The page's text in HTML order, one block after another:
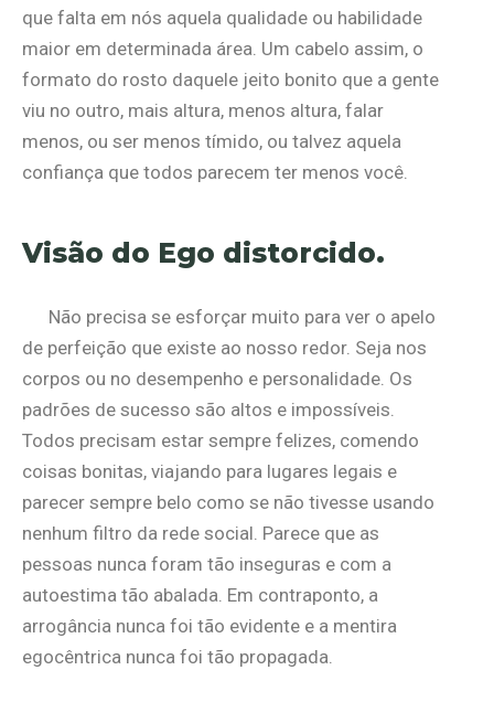
que falta em nós aquela qualidade ou habilidade
maior em determinada área. Um cabelo assim, o
formato do rosto daquele jeito bonito que a gente
viu no outro, mais altura, menos altura, falar
menos, ou ser menos tímido, ou talvez aquela
confiança que todos parecem ter menos você.
Visão do Ego distorcido.
Não precisa se esforçar muito para ver o apelo
de perfeição que existe ao nosso redor. Seja nos
corpos ou no desempenho e personalidade. Os
padrões de sucesso são altos e impossíveis.
Todos precisam estar sempre felizes, comendo
coisas bonitas, viajando para lugares legais e
parecer sempre belo como se não tivesse usando
nenhum filtro da rede social. Parece que as
pessoas nunca foram tão inseguras e com a
autoestima tão abalada. Em contraponto, a
arrogância nunca foi tão evidente e a mentira
egocêntrica nunca foi tão propagada.